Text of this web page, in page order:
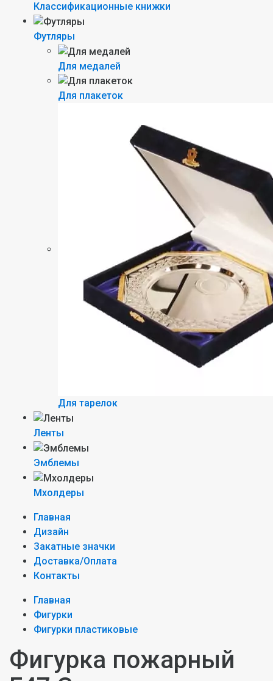
Классификационные книжки
Футляры
Для медалей
Для плакеток
Для тарелок
Ленты
Эмблемы
Мхолдеры
Главная
Дизайн
Закатные значки
Доставка/Оплата
Контакты
Главная
Фигурки
Фигурки пластиковые
Фигурка пожарный